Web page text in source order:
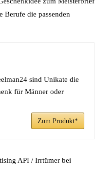
Berufe die passenden
sind Unikate die
für Männer oder
Zum Produkt*
API / Irrtümer bei